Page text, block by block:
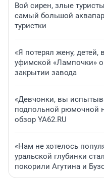
Вой сирен, злые
самый большой
туристки
«Я потерял жену, детей,
уфимской «Лампочки» о
закрытии завода
«Девчонки, вы
подпольной рюмочной
обзор YA62.RU
«Нам не хотелось
уральской глубинки
покорили Агутина и